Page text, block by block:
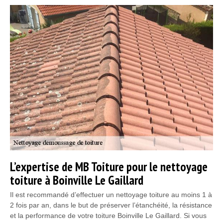
L’expertise de MB Toiture pour le nettoyage
toiture à Boinville Le Gaillard
Il est recommandé d’effectuer un nettoyage toiture au moins 1 à
2 fois par an, dans le but de préserver l’étanchéité, la résistance
et la performance de votre toiture Boinville Le Gaillard. Si vous